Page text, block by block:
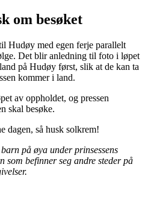
om besøket
Hudøy med egen ferje parallelt
Det blir anledning til foto i løpet
på Hudøy først, slik at de kan ta
kommer i land.
av oppholdet, og pressen
skal besøke.
dagen, så husk solkrem!
på øya under prinsessens
som befinner seg andre steder på